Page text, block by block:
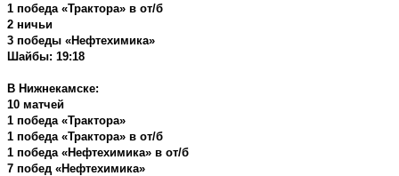
1 победа «Трактора» в от/б
2 ничьи
3 победы «Нефтехимика»
Шайбы: 19:18
В Нижнекамске:
10 матчей
1 победа «Трактора»
1 победа «Трактора» в от/б
1 победа «Нефтехимика» в от/б
7 побед «Нефтехимика»